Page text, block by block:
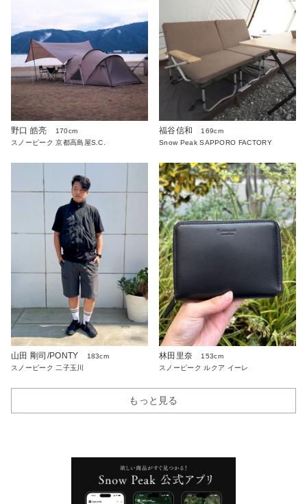
野口 皓亮
170cm
スノーピーク 京都高島屋S.C.
福谷信和
169cm
Snow Peak SAPPORO FACTORY
山田 剛司/PONTY
183cm
スノーピーク 二子玉川
林田里奈
153cm
スノーピーク ルクア イーレ
もっと見る